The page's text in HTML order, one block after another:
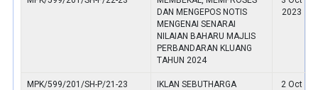
DAN MENGEPOS NOTIS
MENGENAI SENARAI
NILAIAN BAHARU MAJLIS
PERBANDARAN KLUANG
TAHUN 2024
2023
MPK/599/201/SH-P/21-23
IKLAN SEBUTHARGA
2 Oct